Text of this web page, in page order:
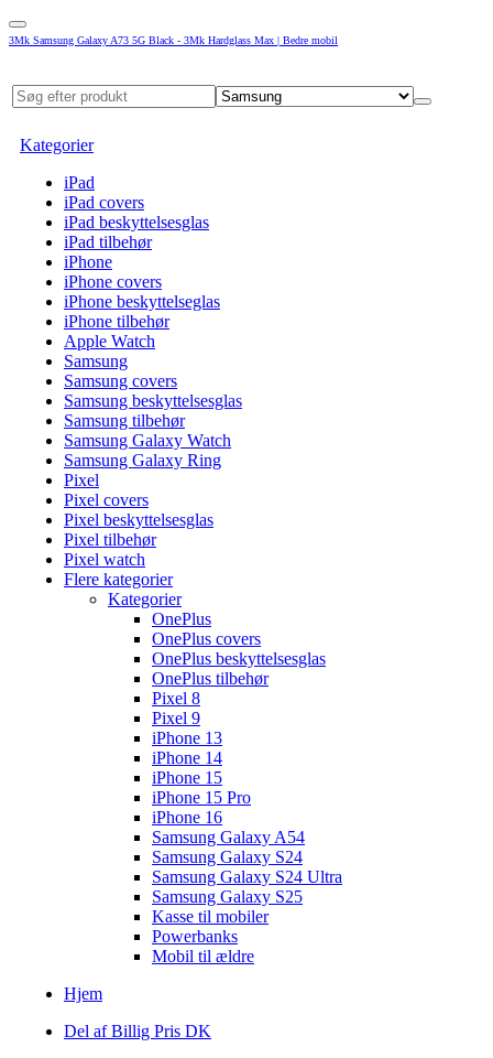
3Mk Samsung Galaxy A73 5G Black - 3Mk Hardglass Max | Bedre mobil
Kategorier
iPad
iPad covers
iPad beskyttelsesglas
iPad tilbehør
iPhone
iPhone covers
iPhone beskyttelseglas
iPhone tilbehør
Apple Watch
Samsung
Samsung covers
Samsung beskyttelsesglas
Samsung tilbehør
Samsung Galaxy Watch
Samsung Galaxy Ring
Pixel
Pixel covers
Pixel beskyttelsesglas
Pixel tilbehør
Pixel watch
Flere kategorier
Kategorier
OnePlus
OnePlus covers
OnePlus beskyttelsesglas
OnePlus tilbehør
Pixel 8
Pixel 9
iPhone 13
iPhone 14
iPhone 15
iPhone 15 Pro
iPhone 16
Samsung Galaxy A54
Samsung Galaxy S24
Samsung Galaxy S24 Ultra
Samsung Galaxy S25
Kasse til mobiler
Powerbanks
Mobil til ældre
Hjem
Del af Billig Pris DK